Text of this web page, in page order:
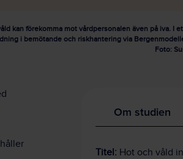
kan förekomma mot vårdpersonalen även på iva. I
i bemötande och riskhantering via
Foto:
Om studien
Titel: Hot och våld